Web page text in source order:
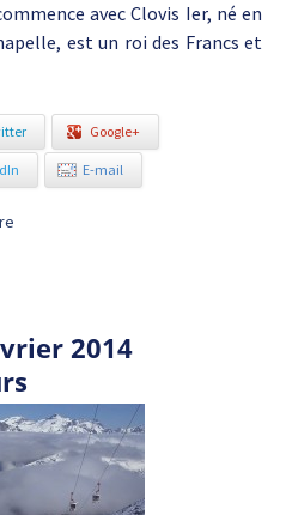
avec Clovis Ier, né en
est un roi des Francs et
Google+
E-mail
2014